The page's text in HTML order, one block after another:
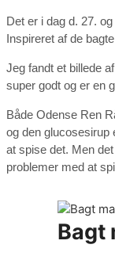
Det er i dag d. 27.
Inspireret af de
Jeg fandt et billede
super godt og er en
Både Odense Ren
og den glucosesirup
at spise det. Men
problemer med at
Bagt